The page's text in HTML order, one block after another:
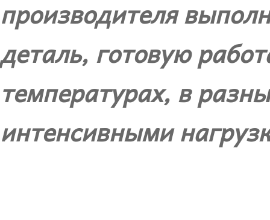
производителя
деталь, готовую
температурах, в
интенсивными